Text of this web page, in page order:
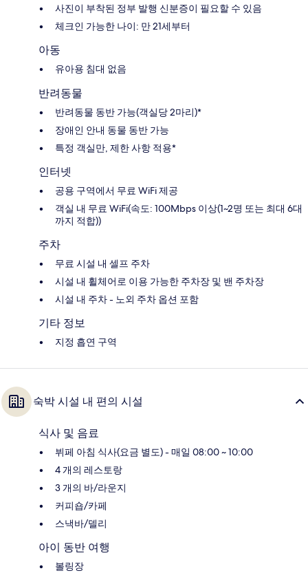
사진이 부착된 정부 발행 신분증이 필요할 수 있음
체크인 가능한 나이: 만 21세부터
아동
유아용 침대 없음
반려동물
반려동물 동반 가능(객실당 2마리)*
장애인 안내 동물 동반 가능
특정 객실만, 제한 사항 적용*
인터넷
공용 구역에서 무료 WiFi 제공
객실 내 무료 WiFi(속도: 100Mbps 이상(1~2명 또는 최대 6대
까지 적합))
주차
무료 시설 내 셀프 주차
시설 내 휠체어로 이용 가능한 주차장 및 밴 주차장
시설 내 주차 - 노외 주차 옵션 포함
기타 정보
지정 흡연 구역
숙박 시설 내 편의 시설
식사 및 음료
뷔페 아침 식사(요금 별도) - 매일 08:00 ~ 10:00
4 개의 레스토랑
3 개의 바/라운지
커피숍/카페
스낵바/델리
아이 동반 여행
볼링장